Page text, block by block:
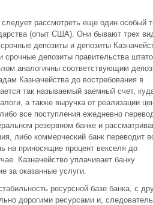
рассмотреть еще один особый
(опыт США). Они бывают трех
депозиты и депозиты
срочные депозиты правительства
аналогичны соответствующим
Казначейства до востребования в
так называемый заемный счет,
а также выручка от реализации
все поступления ежедневно
резервном банке и
либо коммерческий банк переводит
на приносящие процент векселя до
Казначейство уплачивает банку
за оказанные услуги.
ресурсной базе банка, с
дорогими ресурсами и,